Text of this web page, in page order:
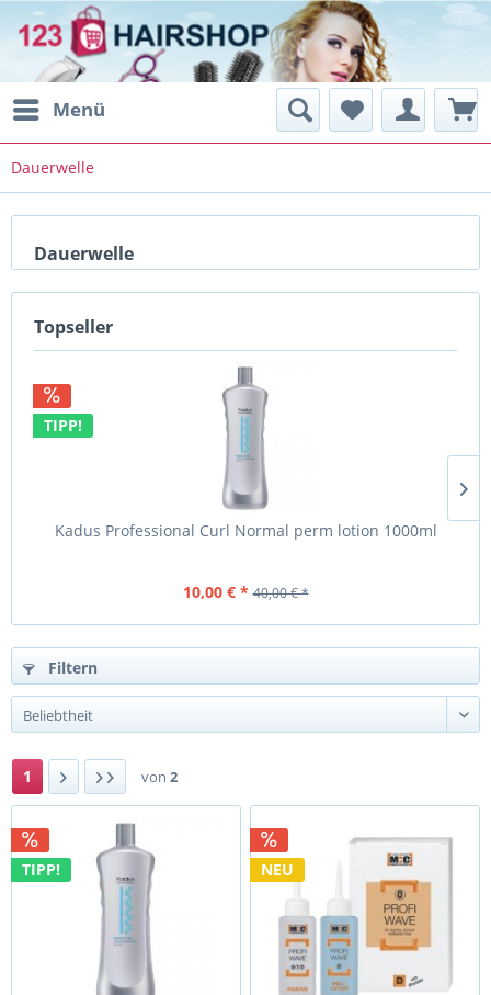
Menü
Dauerwelle
Dauerwelle
Topseller
TIPP!
Kadus Professional Curl Normal perm lotion 1000ml
10,00 € * 40,00 € *
Filtern
1 von 2
TIPP! NEU